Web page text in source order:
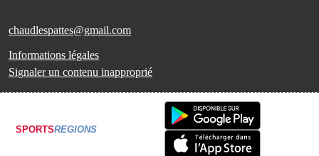
chaudlespattes@gmail.com
Informations légales
Signaler un contenu inapproprié
SPORTSREGIONS